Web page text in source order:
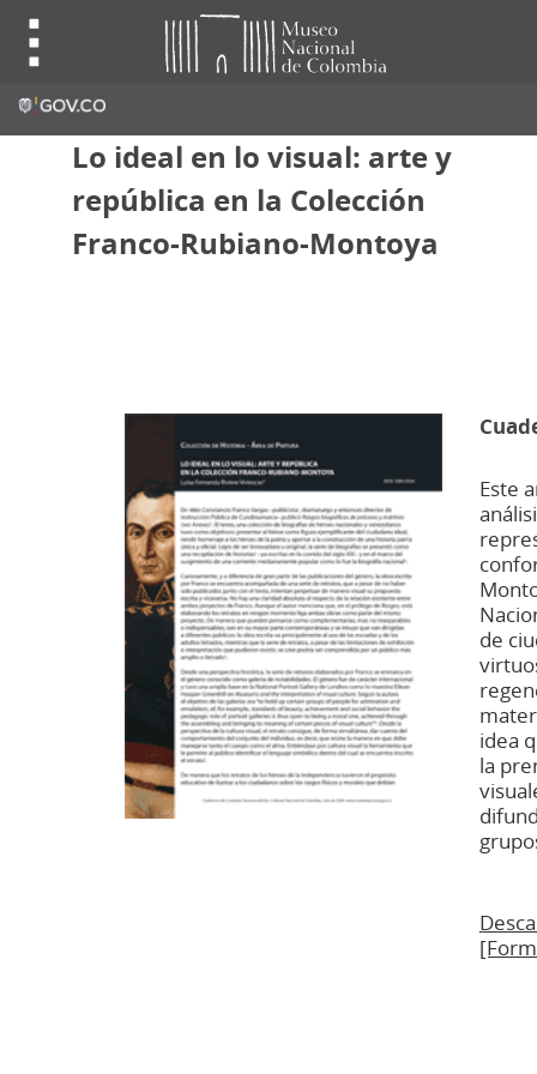
Lo ideal en lo visual: arte y
república en la Colección
Franco-Rubiano-Montoya
Este
de
idea
la